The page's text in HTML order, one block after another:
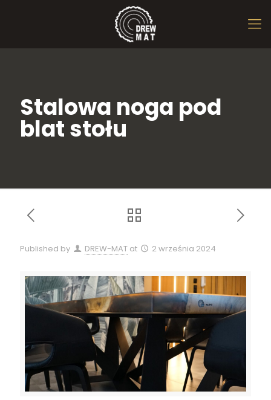
Stalowa noga pod
blat stołu
Published by DREW-MAT at 2 września 2024